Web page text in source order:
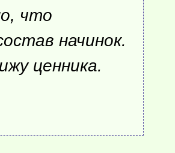
что
начинок.
ценника.